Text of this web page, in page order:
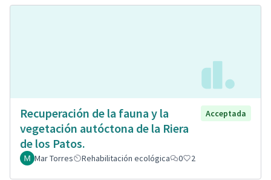
Recuperación de la fauna y la
vegetación autóctona de la Riera
de los Patos.
Acceptada
Mar Torres Rehabilitación ecológica 0 2